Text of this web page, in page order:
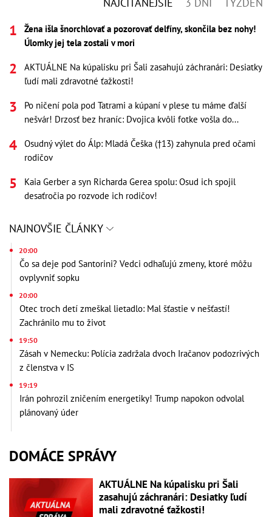
Žena išla šnorchlovať a pozorovať delfíny, skončila bez nohy!
Úlomky jej tela zostali v mori
AKTUÁLNE Na kúpalisku pri Šali zasahujú záchranári: Desiatky
ľudí mali zdravotné ťažkosti!
Po ničení pola pod Tatrami a kúpaní v plese tu máme ďalší
nešvár! Drzosť bez hraníc: Dvojica kvôli fotke vošla do...
Osudný výlet do Álp: Mladá Češka (†13) zahynula pred očami
rodičov
Kaia Gerber a syn Richarda Gerea spolu: Osud ich spojil
desaťročia po rozvode ich rodičov!
NAJNOVŠIE ČLÁNKY
20:00
Čo sa deje pod Santorini? Vedci odhaľujú zmeny, ktoré môžu
ovplyvniť sopku
20:00
Otec troch detí zmeškal lietadlo: Mal šťastie v nešťastí!
Zachránilo mu to život
19:50
Zásah v Nemecku: Polícia zadržala dvoch Iračanov podozrivých
z členstva v IS
19:19
Irán pohrozil zničením energetiky! Trump napokon odvolal
plánovaný úder
DOMÁCE SPRÁVY
AKTUÁLNE Na kúpalisku pri Šali
zasahujú záchranári: Desiatky ľudí
mali zdravotné ťažkosti!